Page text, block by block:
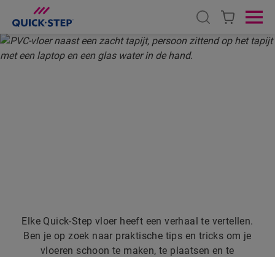
Open search
Elke Quick-Step vloer heeft een verhaal te vertellen.
Ben je op zoek naar praktische tips en tricks om je
vloeren schoon te maken, te plaatsen en te